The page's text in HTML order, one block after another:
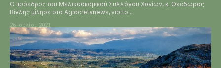
Ο πρόεδρος του Μελισσοκομικού Συλλόγου Χανίων, κ. Θεόδωρος
Βίγλης μίλησε στο Agrocretanews, για το...
26 Ιουλίου 2021